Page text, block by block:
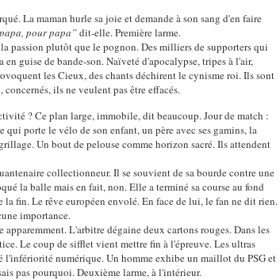
La maman hurle sa joie et demande à son sang d'en faire
pour papa”dit-elle. Première larme.
passion plutôt que le pognon. Des milliers de supporters qui
guise de bande-son. Naïveté d'apocalypse, tripes à l'air,
les Cieux, des chants déchirent le cynisme roi. Ils sont
ils ne veulent pas être effacés.
? Ce plan large, immobile, dit beaucoup. Jour de match :
qui porte le vélo de son enfant, un père avec ses gamins, la
Un bout de pelouse comme horizon sacré. Ils attendent
collectionneur. Il se souvient de sa bourde contre une
la balle mais en fait, non. Elle a terminé sa course au fond
fin. Le rêve européen envolé. En face de lui, le fan ne dit rien.
importance.
L'arbitre dégaine deux cartons rouges. Dans les
Le coup de sifflet vient mettre fin à l'épreuve. Les ultras
l'infériorité numérique. Un homme exhibe un maillot du PSG et
pas pourquoi. Deuxième larme, à l'intérieur.